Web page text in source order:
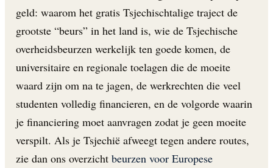
geld: waarom het gratis Tsjechischtalige traject de
grootste “beurs” in het land is, wie de Tsjechische
overheidsbeurzen werkelijk ten goede komen, de
universitaire en regionale toelagen die de moeite
waard zijn om na te jagen, de werkrechten die veel
studenten volledig financieren, en de volgorde waarin
je financiering moet aanvragen zodat je geen moeite
verspilt. Als je Tsjechië afweegt tegen andere routes,
zie dan ons overzicht beurzen voor Europese